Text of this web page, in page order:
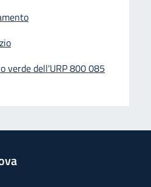
verde dell'URP 800 085